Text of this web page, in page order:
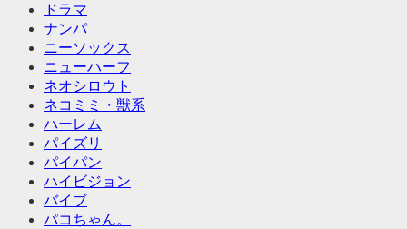
ドラマ
ナンパ
ニーソックス
ニューハーフ
ネオシロウト
ネコミミ・獣系
ハーレム
パイズリ
パイパン
ハイビジョン
バイブ
パコちゃん。